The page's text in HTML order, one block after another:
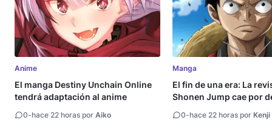
Anime
El manga Destiny Unchain Online
tendrá adaptación al anime
0-hace 22 horas por Aiko
Manga
El fin de una era: La
Shonen Jump cae por
0-hace 22 horas por Kenji